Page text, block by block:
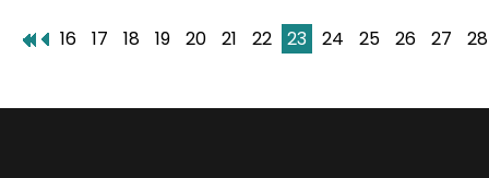
16 17 18 19 20 21 22 23 24 25 26 27 28